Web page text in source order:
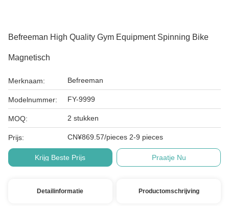
Befreeman High Quality Gym Equipment Spinning Bike
Magnetisch
Merknaam: Befreeman
Modelnummer: FY-9999
MOQ: 2 stukken
Prijs: CN¥869.57/pieces 2-9 pieces
Krijg Beste Prijs Praatje Nu
Detailinformatie Productomschrijving